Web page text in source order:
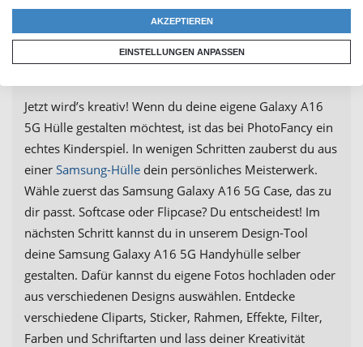
Samsung Galaxy A16 5G
Handyhülle selbst gestalten
Jetzt wird’s kreativ! Wenn du deine eigene Galaxy A16
5G Hülle gestalten möchtest, ist das bei PhotoFancy ein
echtes Kinderspiel. In wenigen Schritten zauberst du aus
einer Samsung-Hülle dein persönliches Meisterwerk.
Wähle zuerst das Samsung Galaxy A16 5G Case, das zu
dir passt. Softcase oder Flipcase? Du entscheidest! Im
nächsten Schritt kannst du in unserem Design-Tool
deine Samsung Galaxy A16 5G Handyhülle selber
gestalten. Dafür kannst du eigene Fotos hochladen oder
aus verschiedenen Designs auswählen. Entdecke
verschiedene Cliparts, Sticker, Rahmen, Effekte, Filter,
Farben und Schriftarten und lass deiner Kreativität
AKZEPTIEREN
EINSTELLUNGEN ANPASSEN